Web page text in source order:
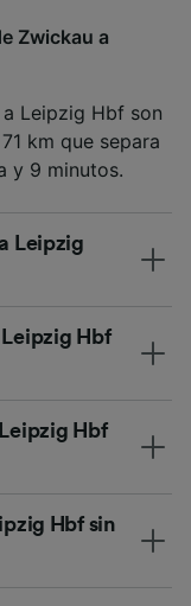
Zwickau a
Leipzig Hbf son
km que separa
y 9 minutos.
Leipzig
Hbf
Hbf
Hbf sin